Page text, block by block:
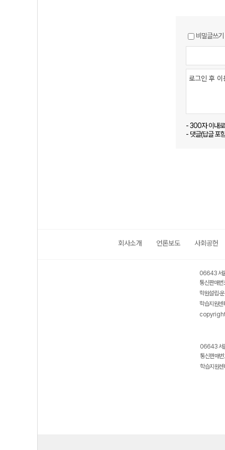
비밀글쓰기
- 300자 이내
- 댓글(답글 포
회사소개 언론보도 사회공헌
06643 서
통신판매
학원설립·
학습지원
06643 서
통신판매
학습지원